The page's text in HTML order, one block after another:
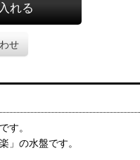
れる
せ
す。
」の水盤です。